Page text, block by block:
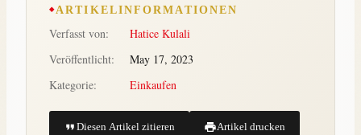
ARTIKELINFORMATIONEN
Verfasst von:
Hatice Kulali
Veröffentlicht:
May 17, 2023
Kategorie:
Einkaufen
Diesen Artikel zitieren Artikel drucken